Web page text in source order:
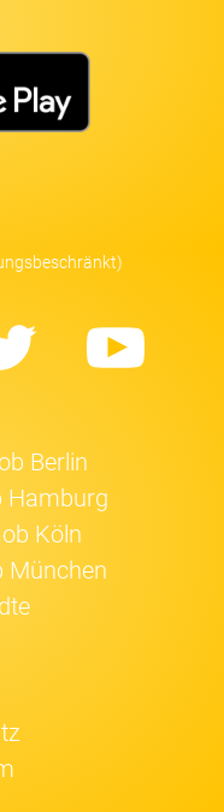
Twitter
Berlin
Hamburg
Köln
München